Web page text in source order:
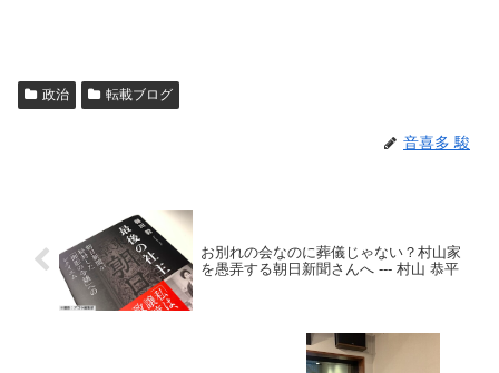
政治 転載ブログ
音喜多 駿
お別れの会なのに葬儀じゃない？村山家
を愚弄する朝日新聞さんへ --- 村山 恭平